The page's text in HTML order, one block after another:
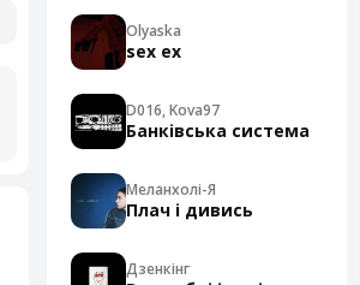
Olyaska
sex ex
D016, Kova97
Банківська система
Меланхолі-Я
Плач і дивись
Дзенкінг